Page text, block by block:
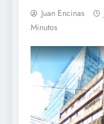
Juan Encinas
Minutos